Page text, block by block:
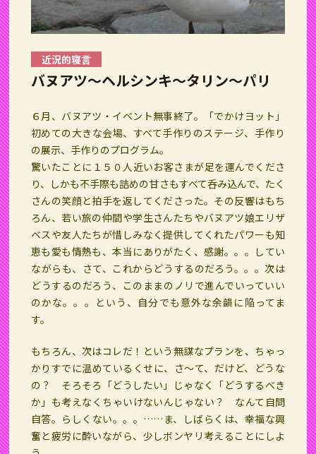
近況的寝言
バヌアツ〜ヘルシンキ〜タリン〜パリ
６月、バヌアツ・イベント無事終了。「でかけヨット」
初めての大きな会場、すべて手作りのステージ、手作り
の展示、手作りのプログラム。
驚いたことに１５０人近いお客さまが足を運んでくださ
り、しかも不手際も詰めの甘さもすべて呑み込んで、たく
さんの笑顔と拍手を返してくださった。その反響はもち
ろん、若い旅の仲間や学生さんたちやバヌアツ娘エリザ
ベスや友人たちが惜しみなく提供してくれたパワーも知
恵も愛も情熱も、本当にありがたく、感謝。。。してい
ながらも、さて、これからどうするのだろう。。。次は
どうするのだろう、このままのノリで進んでいっていい
のかな。。。という、自分でも意外な余韻に陥ってま
す。
もちろん、次はコレだ！という無謀なプランを、ちゃっ
かりすでに温めているくせに、さ～て、だけど、どうな
の？ そろそろ「どうしたい」じゃなく「どうするべき
か」も考えなくちゃいけないんじゃない？ なんて自問
自答。らしくない。。。……ま、しばらくは、幸福な興
奮と疲労に酔いながら、少しボンヤリ考えることにしよ